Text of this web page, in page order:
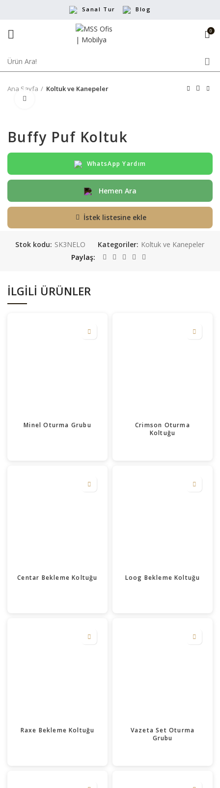
Sanal Tur Blog
0
Ana Sayfa
Koltuk ve Kanepeler
Buffy Puf Koltuk
WhatsApp Yardım
Hemen Ara
İstek listesine ekle
Stok kodu: SK3NELO Kategoriler: Koltuk ve Kanepeler
Paylaş
İLGILI ÜRÜNLER
Minel Oturma Grubu
Crimson Oturma
Koltuğu
Centar Bekleme Koltuğu Loog Bekleme Koltuğu
Raxe Bekleme Koltuğu
Vazeta Set Oturma
Grubu